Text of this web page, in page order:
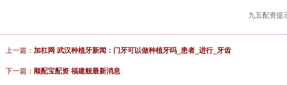
九五配资提
上一篇： 加杠网 武汉种植牙新闻：门牙可以做种植牙吗_患者_进行_牙齿
下一篇： 顺配宝配资 福建舰最新消息